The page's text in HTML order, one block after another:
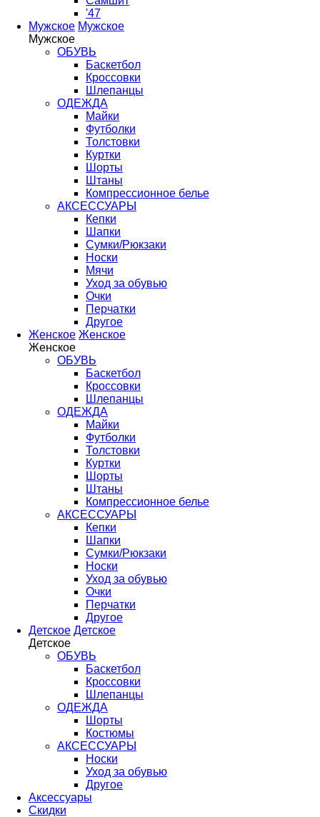
'47
Мужское Мужское
Мужское
ОБУВЬ
Баскетбол
Кроссовки
Шлепанцы
ОДЕЖДА
Майки
Футболки
Толстовки
Куртки
Шорты
Штаны
Компрессионное белье
АКСЕССУАРЫ
Кепки
Шапки
Сумки/Рюкзаки
Носки
Мячи
Уход за обувью
Очки
Перчатки
Другое
Женское Женское
Женское
ОБУВЬ
Баскетбол
Кроссовки
Шлепанцы
ОДЕЖДА
Майки
Футболки
Толстовки
Куртки
Шорты
Штаны
Компрессионное белье
АКСЕССУАРЫ
Кепки
Шапки
Сумки/Рюкзаки
Носки
Уход за обувью
Очки
Перчатки
Другое
Детское Детское
Детское
ОБУВЬ
Баскетбол
Кроссовки
Шлепанцы
ОДЕЖДА
Шорты
Костюмы
АКСЕССУАРЫ
Носки
Уход за обувью
Другое
Аксессуары
Скидки